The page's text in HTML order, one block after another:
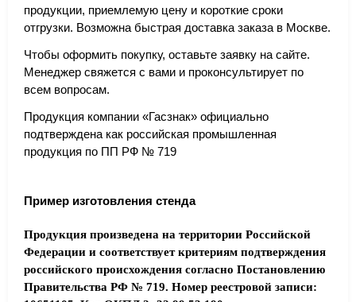
продукции, приемлемую цену и короткие сроки
отгрузки. Возможна быстрая доставка заказа в Москве.
Чтобы оформить покупку, оставьте заявку на сайте.
Менеджер свяжется с вами и проконсультирует по
всем вопросам.
Продукция компании «Гасзнак» официально
подтверждена как российская промышленная
продукция по ПП РФ № 719
Пример изготовления стенда
Продукция произведена на территории Российской
Федерации и соответствует критериям подтверждения
российского происхождения согласно Постановлению
Правительства РФ № 719. Номер реестровой записи: